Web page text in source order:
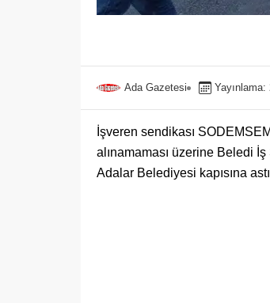
Ada Gazetesi Yayınlama:
İşveren sendikası
alınamaması üzerine Beledi
Adalar Belediyesi kapısına